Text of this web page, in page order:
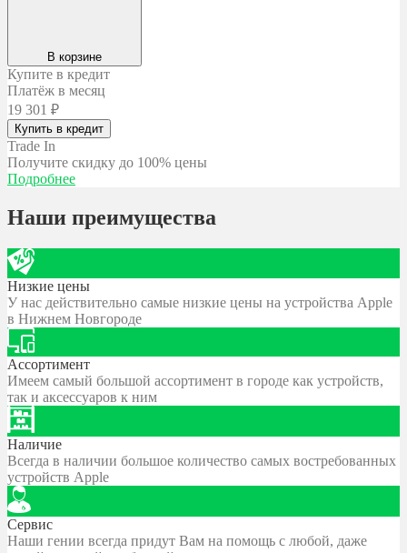
В корзине
Купите в кредит
Платёж в месяц
19 301 ₽
Купить в кредит
Trade In
Получите скидку до 100% цены
Подробнее
Наши преимущества
Низкие цены
У нас действительно самые низкие цены на устройства Apple
в Нижнем Новгороде
Ассортимент
Имеем самый большой ассортимент в городе как устройств,
так и аксессуаров к ним
Наличие
Всегда в наличии большое количество самых востребованных
устройств Apple
Сервис
Наши гении всегда придут Вам на помощь с любой, даже